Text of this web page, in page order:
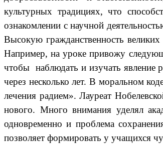
культурных традициях, что
ознакомлении с научной
Высокую гражданственность
Например, на уроке привожу
чтобы наблюдать и изучать явление
через несколько лет. В моральном
лечения радием». Лауреат
нового. Много внимания уделял
одновременно и проблема
позволяет формировать у учащихся